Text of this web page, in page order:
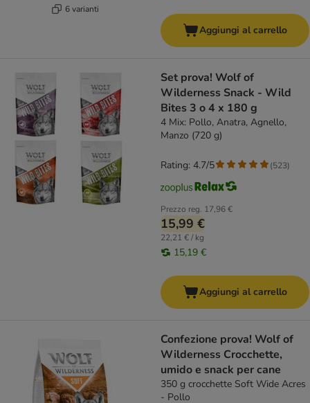
6 varianti
Aggiungi al carrello
Set prova! Wolf of
Wilderness Snack - Wild
Bites 3 o 4 x 180 g
4 Mix: Pollo, Anatra, Agnello,
Manzo (720 g)
Prezzo reg. 17,96 €
15,99 €
22,21 € / kg
15,19 €
Rating: 4.7/5 (523)
Aggiungi al carrello
Confezione prova! Wolf of
Wilderness Crocchette,
umido e snack per cane
350 g crocchette Soft Wide Acres
- Pollo